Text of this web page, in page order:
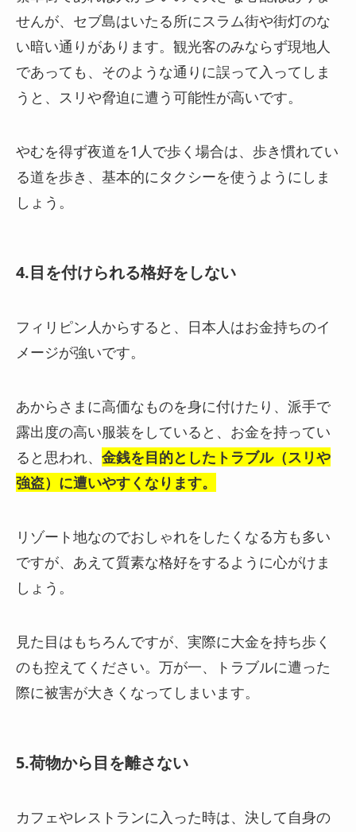
せんが、セブ島はいたる所にスラム街や街灯のな
い暗い通りがあります。 観光客のみならず現地人
であっても、そのような通りに誤って入ってしま
うと、スリや脅迫に遭う可能性が高いです。
やむを得ず夜道を1人で歩く場合は、歩き慣れてい
る道を歩き、基本的にタクシーを使うようにしま
しょう。
4.目を付けられる格好をしない
フィリピン人からすると、日本人はお金持ちのイ
メージが強いです。
あからさまに高価なものを身に付けたり、派手で
露出度の高い服装をしていると、 お金を持ってい
ると思われ、 金銭を目的としたトラブル（スリや
強盗）に遭いやすく なります。
リゾート地なのでおしゃれをしたくなる方も多い
ですが、 あえて質素な格好をするように心がけま
しょう。
見た目はもちろんですが、実際に大金を持ち歩く
のも控えてください。 万が一、トラブルに遭った
際に被害が大きくなってしまいます。
5.荷物から目を離さない
カフェやレストランに入った時は、決して自身の